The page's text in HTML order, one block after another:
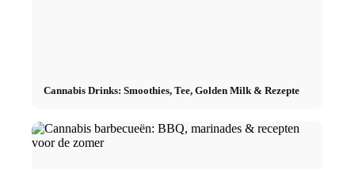
Cannabis Drinks: Smoothies, Tee, Golden Milk & Rezepte